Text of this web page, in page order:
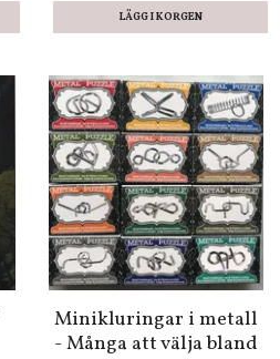
Minikluringar i metall
- Många att välja bland